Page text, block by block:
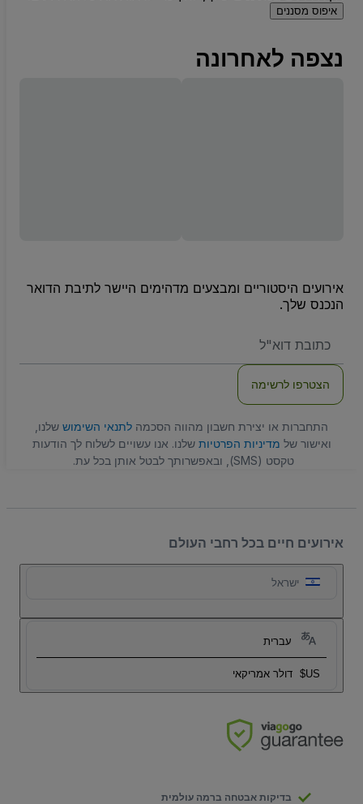
איפוס מסננים
נצפה לאחרונה
אירועים היסטוריים ומבצעים מדהימים היישר לתיבת הדואר
הנכנס שלך.
שלכם
הצטרפו לרשימה
התחברות או יצירת חשבון מהווה הסכמה לתנאי השימוש שלנו,
ואישור של מדיניות הפרטיות שלנו. אנו עשויים לשלוח לך הודעות
טקסט (SMS), ובאפשרותך לבטל אותן בכל עת.
אירועים חיים בכל רחבי העולם
ישראל
עברית
US$ דולר אמריקאי
בדיקות אבטחה ברמה עולמית